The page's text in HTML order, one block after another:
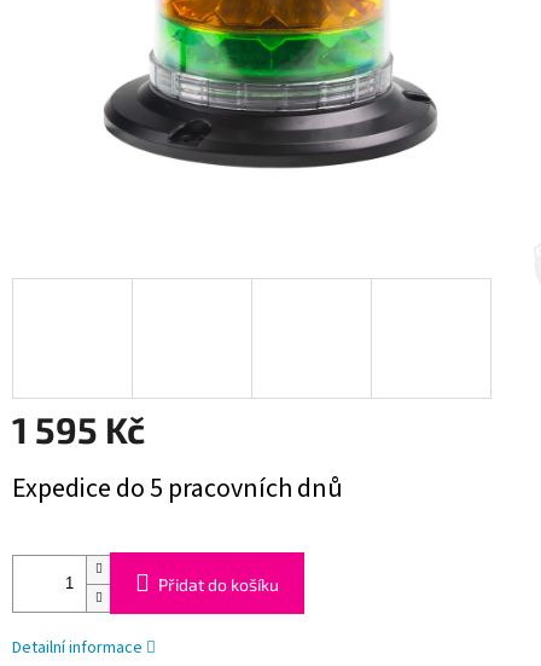
1 595 Kč
cena:
Expedice do 5 pracovních dnů
Přidat do košíku
Detailní informace